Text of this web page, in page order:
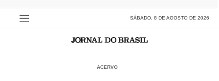
SÁBADO, 8 DE AGOSTO DE 2026
ACERVO